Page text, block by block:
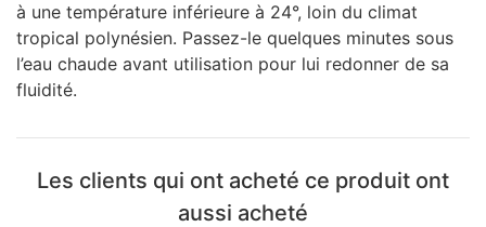
à une température inférieure à 24°, loin du climat
tropical polynésien. Passez-le quelques minutes sous
l’eau chaude avant utilisation pour lui redonner de sa
fluidité.
Les clients qui ont acheté ce produit ont
aussi acheté